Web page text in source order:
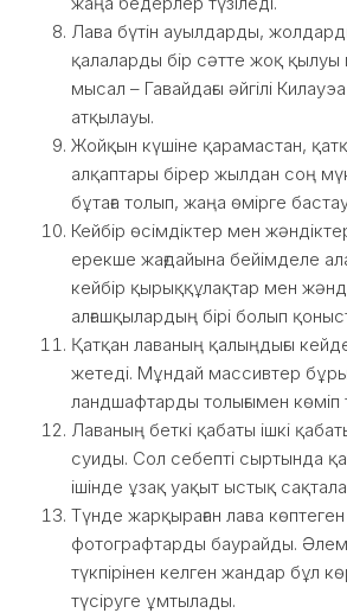
Лава бүтін ауылдарды,
қалаларды бір сәтте жоқ қылуы
мысал – Гавайдағы әйгілі
атқылауы.
Жойқын күшіне қарамастан,
алқаптары бірер жылдан соң
бұтаға толып, жаңа өмірге
Кейбір өсімдіктер мен
ерекше жағдайына бейімделе
кейбір қырыққұлақтар мен
алғашқылардың бірі болып
Қатқан лаваның қалыңдығы
жетеді. Мұндай массивтер
ландшафтарды толығымен көміп
Лаваның беткі қабаты ішкі
суиды. Сол себепті сыртында
ішінде ұзақ уақыт ыстық
Түнде жарқыраған лава
фотографтарды баурайды.
түкпірінен келген жандар бұл
түсіруге ұмтылады.